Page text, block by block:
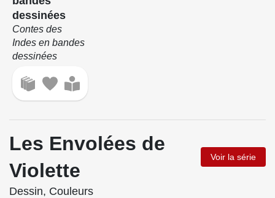
dessinées
Contes des
Indes en bandes
dessinées
Les Envolées de
Violette
Voir la série
Dessin, Couleurs